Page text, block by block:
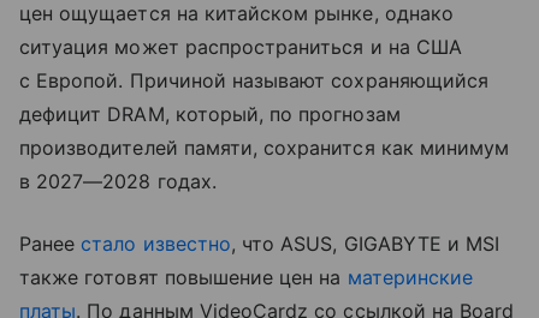
цен ощущается на китайском рынке, однако
ситуация может распространиться и на США
с Европой. Причиной называют сохраняющийся
дефицит DRAM, который, по прогнозам
производителей памяти, сохранится как минимум
в 2027—2028 годах.
Ранее стало известно, что ASUS, GIGABYTE и MSI
также готовят повышение цен на материнские
платы. По данным VideoCardz со ссылкой на Board